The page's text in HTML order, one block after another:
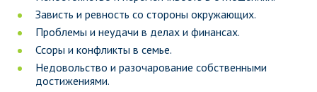
Зависть и ревность со стороны окружающих.
Проблемы и неудачи в делах и финансах.
Ссоры и конфликты в семье.
Недовольство и разочарование собственными
достижениями.